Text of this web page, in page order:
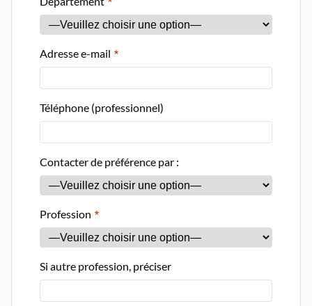
Adresse e-mail
Téléphone (professionnel)
Contacter de préférence par :
Profession
Si autre profession, préciser